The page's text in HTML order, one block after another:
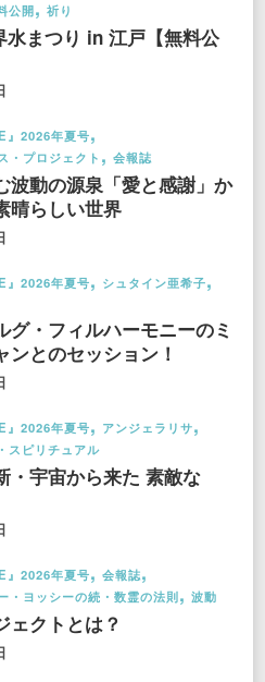
公開 祈り
水まつり in 江戸【無料公
』2026年夏号
・プロジェクト
会報誌
波動の源泉「愛と感謝」か
晴らしい世界
』2026年夏号
シュタイン亜希子
グ・フィルハーモニーのミ
ンとのセッション！
』2026年夏号
アンジェラリサ
スピリチュアル
・宇宙から来た 素敵な
』2026年夏号
会報誌
・ヨッシーの続・数霊の法則
波動
ェクトとは？